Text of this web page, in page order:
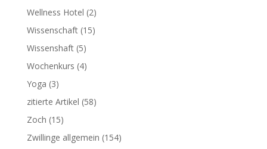
Wellness Hotel (2)
Wissenschaft(15)
Wissenshaft(5)
Wochenkurs (4)
Yoga (3)
zitierte Artikel (58)
Zoch (15)
Zwillinge allgemein (154)